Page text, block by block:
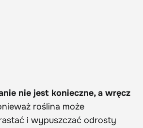
nie jest konieczne, a wręcz
roślina może
i wypuszczać odrosty